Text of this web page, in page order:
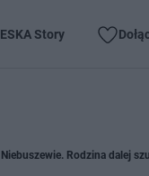
ESKA Story
Rodzina dalej